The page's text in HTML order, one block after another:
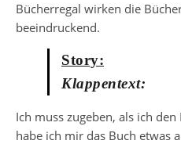
Bücherregal wirken die
beeindruckend.
Story:
Klappentext:
Ich muss zugeben, als ich
habe ich mir das Buch etwas